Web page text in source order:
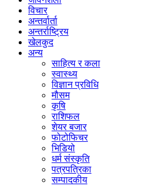
विचार
अन्तर्वार्ता
अन्तर्राष्ट्रिय
खेलकुद
अन्य
साहित्य र कला
स्वास्थ्य
विज्ञान प्रविधि
मौसम
कृषि
राशिफल
शेयर बजार
फोटोफिचर
भिडियो
धर्म संस्कृति
पत्रपत्रिका
सम्पादकीय